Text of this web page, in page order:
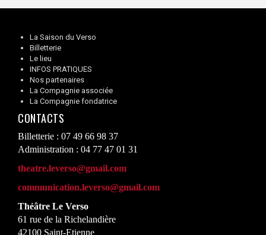
La Saison du Verso
Billetterie
Le lieu
INFOS PRATIQUES
Nos partenaires
La Compagnie associée
La Compagnie fondatrice
CONTACTS
Billetterie : 07 49 66 98 37
Administration : 04 77 47 01 31
theatre.leverso@gmail.com
communication.leverso@gmail.com
Théâtre Le Verso
61 rue de la Richelandière
42100 Saint-Etienne